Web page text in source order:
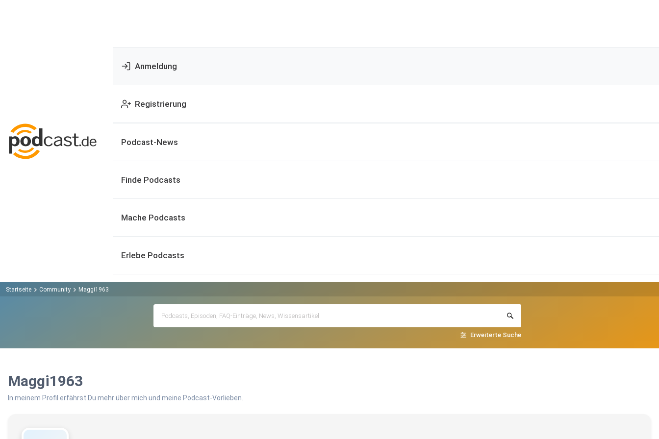
Anmeldung
Registrierung
Podcast-News
Finde Podcasts
Mache Podcasts
Erlebe Podcasts
Startseite Community Maggi1963
Erweiterte Suche
Maggi1963
In meinem Profil erfährst Du mehr über mich und meine Podcast-Vorlieben.